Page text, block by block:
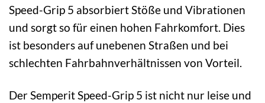
Speed-Grip 5 absorbiert Stöße und Vibrationen
und sorgt so für einen hohen Fahrkomfort. Dies
ist besonders auf unebenen Straßen und bei
schlechten Fahrbahnverhältnissen von Vorteil.
Der Semperit Speed-Grip 5 ist nicht nur leise und